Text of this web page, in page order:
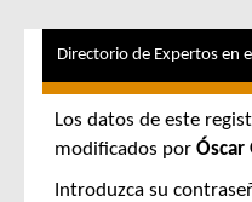
Directorio de Expertos en
Los datos de este
modificados por Óscar
Introduzca su